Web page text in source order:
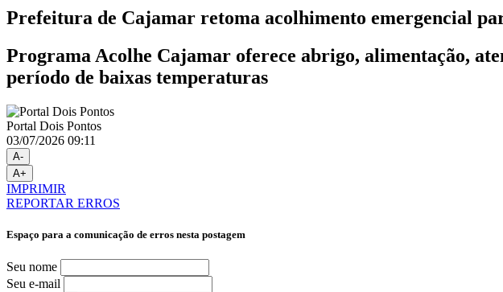
Prefeitura de Cajamar retoma acolhimento emergencial
Programa Acolhe Cajamar oferece abrigo, alimentação,
período de baixas temperaturas
Portal Dois Pontos
03/07/2026 09:11
A-
A+
IMPRIMIR
REPORTAR ERROS
Espaço para a comunicação de erros nesta postagem
Seu nome
Seu e-mail